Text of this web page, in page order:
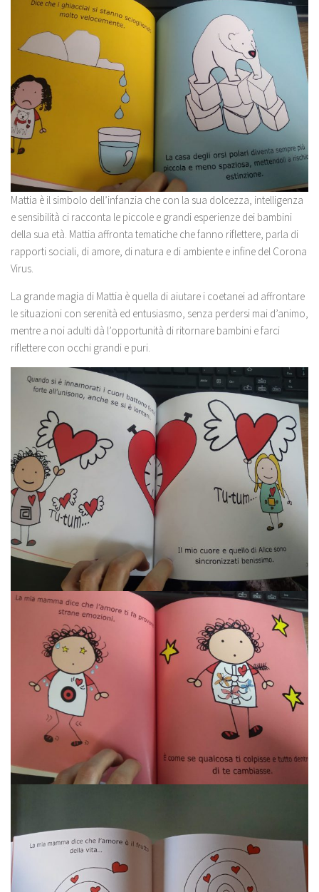
Mattia è il simbolo dell’infanzia che con la sua dolcezza, intelligenza
e sensibilità ci racconta le piccole e grandi esperienze dei bambini
della sua età. Mattia affronta tematiche che fanno riflettere, parla di
rapporti sociali, di amore, di natura e di ambiente e infine del Corona
Virus.
La grande magia di Mattia è quella di aiutare i coetanei ad affrontare
le situazioni con serenità ed entusiasmo, senza perdersi mai d’animo,
mentre a noi adulti dà l’opportunità di ritornare bambini e farci
riflettere con occhi grandi e puri.